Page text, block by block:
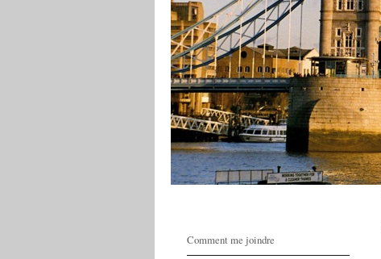
Comment me joindre